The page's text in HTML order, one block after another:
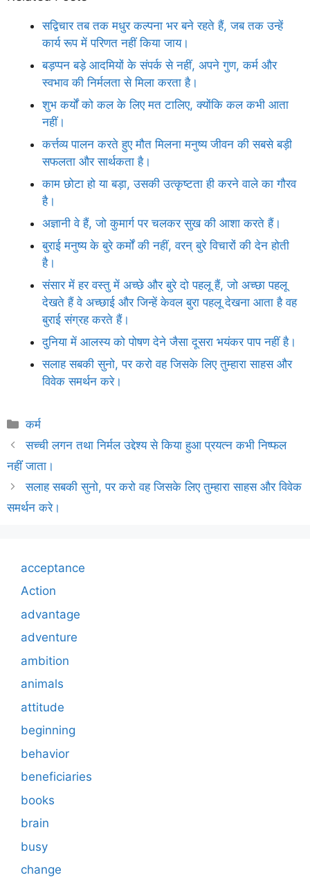
सद्विचार तब तक मधुर कल्पना भर बने रहते हैं, जब तक उन्हें
कार्य रूप में परिणत नहीं किया जाय।
बड़प्पन बड़े आदमियों के संपर्क से नहीं, अपने गुण, कर्म और
स्वभाव की निर्मलता से मिला करता है।
शुभ कर्यों को कल के लिए मत टालिए, क्योंकि कल कभी आता
नहीं।
कर्त्तव्य पालन करते हुए मौत मिलना मनुष्य जीवन की सबसे बड़ी
सफलता और सार्थकता है।
काम छोटा हो या बड़ा, उसकी उत्कृष्टता ही करने वाले का गौरव
है।
अज्ञानी वे हैं, जो कुमार्ग पर चलकर सुख की आशा करते हैं।
बुराई मनुष्य के बुरे कर्मों की नहीं, वरन् बुरे विचारों की देन होती
है।
संसार में हर वस्तु में अच्छे और बुरे दो पहलू हैं, जो अच्छा पहलू
देखते हैं वे अच्छाई और जिन्हें केवल बुरा पहलू देखना आता है वह
बुराई संग्रह करते हैं।
दुनिया में आलस्य को पोषण देने जैसा दूसरा भयंकर पाप नहीं है।
सलाह सबकी सुनो, पर करो वह जिसके लिए तुम्हारा साहस और
विवेक समर्थन करे।
Categories
कर्म
सच्ची लगन तथा निर्मल उद्देश्य से किया हुआ प्रयत्न कभी निष्फल
नहींं जाता।
सलाह सबकी सुनो, पर करो वह जिसके लिए तुम्हारा साहस और विवेक
समर्थन करे।
acceptance
Action
advantage
adventure
ambition
animals
attitude
beginning
behavior
beneficiaries
books
brain
busy
change